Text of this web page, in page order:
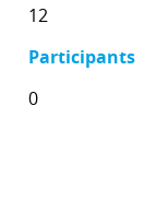
12
Participants
0